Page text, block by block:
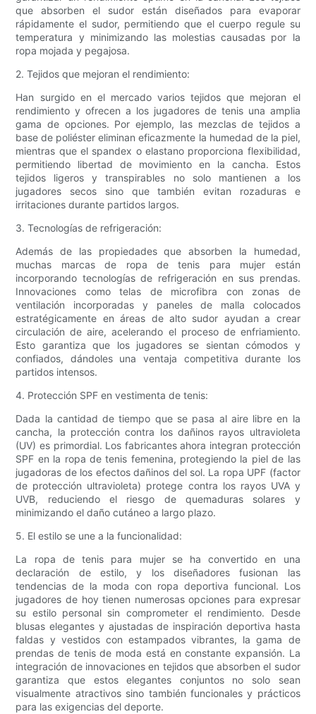
que absorben el sudor están diseñados para evaporar
rápidamente el sudor, permitiendo que el cuerpo regule su
temperatura y minimizando las molestias causadas por la
ropa mojada y pegajosa.
2. Tejidos que mejoran el rendimiento:
Han surgido en el mercado varios tejidos que mejoran el
rendimiento y ofrecen a los jugadores de tenis una amplia
gama de opciones. Por ejemplo, las mezclas de tejidos a
base de poliéster eliminan eficazmente la humedad de la piel,
mientras que el spandex o elastano proporciona flexibilidad,
permitiendo libertad de movimiento en la cancha. Estos
tejidos ligeros y transpirables no solo mantienen a los
jugadores secos sino que también evitan rozaduras e
irritaciones durante partidos largos.
3. Tecnologías de refrigeración:
Además de las propiedades que absorben la humedad,
muchas marcas de ropa de tenis para mujer están
incorporando tecnologías de refrigeración en sus prendas.
Innovaciones como telas de microfibra con zonas de
ventilación incorporadas y paneles de malla colocados
estratégicamente en áreas de alto sudor ayudan a crear
circulación de aire, acelerando el proceso de enfriamiento.
Esto garantiza que los jugadores se sientan cómodos y
confiados, dándoles una ventaja competitiva durante los
partidos intensos.
4. Protección SPF en vestimenta de tenis:
Dada la cantidad de tiempo que se pasa al aire libre en la
cancha, la protección contra los dañinos rayos ultravioleta
(UV) es primordial. Los fabricantes ahora integran protección
SPF en la ropa de tenis femenina, protegiendo la piel de las
jugadoras de los efectos dañinos del sol. La ropa UPF (factor
de protección ultravioleta) protege contra los rayos UVA y
UVB, reduciendo el riesgo de quemaduras solares y
minimizando el daño cutáneo a largo plazo.
5. El estilo se une a la funcionalidad:
La ropa de tenis para mujer se ha convertido en una
declaración de estilo, y los diseñadores fusionan las
tendencias de la moda con ropa deportiva funcional. Los
jugadores de hoy tienen numerosas opciones para expresar
su estilo personal sin comprometer el rendimiento. Desde
blusas elegantes y ajustadas de inspiración deportiva hasta
faldas y vestidos con estampados vibrantes, la gama de
prendas de tenis de moda está en constante expansión. La
integración de innovaciones en tejidos que absorben el sudor
garantiza que estos elegantes conjuntos no solo sean
visualmente atractivos sino también funcionales y prácticos
para las exigencias del deporte.